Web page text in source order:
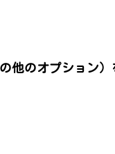
他のオプション